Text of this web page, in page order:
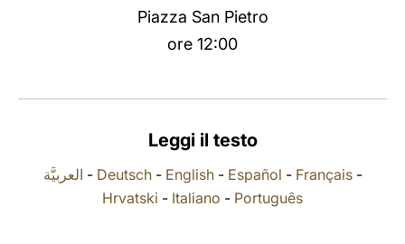
Piazza San Pietro
ore 12:00
Leggi il testo
العربيَّة - Deutsch- English- Español - Français-
Hrvatski - Italiano - Português